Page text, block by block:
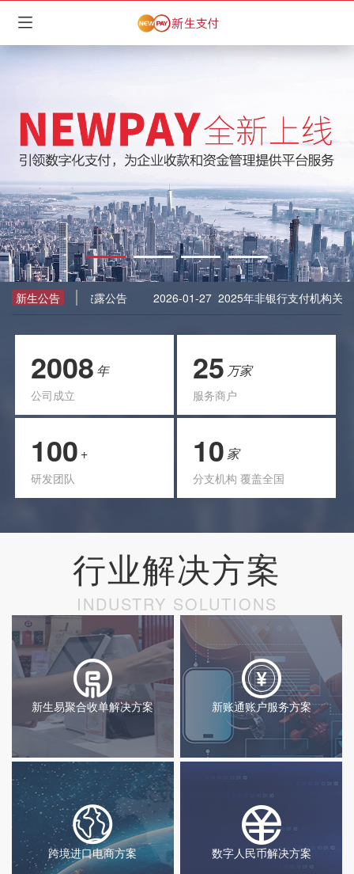
新生公告
事件信息披露公告 2026-01-27 2025年非银行支付机构关于客
2008 年
公司成立
25 万家
服务商户
100 +
研发团队
10 家
分支机构 覆盖全国
行业解决方案
INDUSTRY SOLUTIONS
新生易聚合收单解决方案 新账通账户服务方案
跨境进口电商方案 数字人民币解决方案